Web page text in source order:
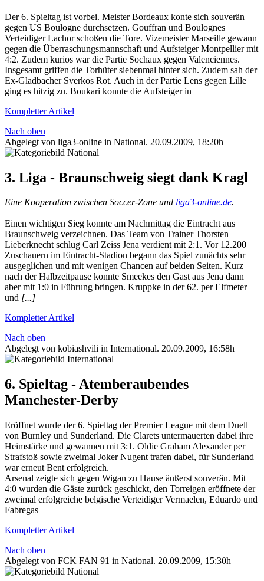
Der 6. Spieltag ist vorbei. Meister Bordeaux konte sich souverän
gegen US Boulogne durchsetzen. Gouffran und Boulognes
Verteidiger Lachor schoßen die Tore. Vizemeister Marseille gewann
gegen die Überraschungsmannschaft und Aufsteiger Montpellier mit
4:2. Zudem kurios war die Partie Sochaux gegen Valenciennes.
Insgesamt griffen die Torhüter siebenmal hinter sich. Zudem sah der
Ex-Gladbacher Sverkos Rot. Auch in der Partie Lens gegen Lille
ging es hitzig zu. Boukari konnte die Aufsteiger in
Kompletter Artikel
Nach oben
Abgelegt von liga3-online in National. 20.09.2009, 18:20h
3. Liga - Braunschweig siegt dank Kragl
Eine Kooperation zwischen Soccer-Zone und liga3-online.de.
Einen wichtigen Sieg konnte am Nachmittag die Eintracht aus
Braunschweig verzeichnen. Das Team von Trainer Thorsten
Lieberknecht schlug Carl Zeiss Jena verdient mit 2:1. Vor 12.200
Zuschauern im Eintracht-Stadion begann das Spiel zunächts sehr
ausgeglichen und mit wenigen Chancen auf beiden Seiten. Kurz
nach der Halbzeitpause konnte Smeekes den Gast aus Jena dann
aber mit 1:0 in Führung bringen. Kruppke in der 62. per Elfmeter
und [...]
Kompletter Artikel
Nach oben
Abgelegt von kobiashvili in International. 20.09.2009, 16:58h
6. Spieltag - Atemberaubendes
Manchester-Derby
Eröffnet wurde der 6. Spieltag der Premier League mit dem Duell
von Burnley und Sunderland. Die Clarets untermauerten dabei ihre
Heimstärke und gewannen mit 3:1. Oldie Graham Alexander per
Strafstoß sowie zweimal Joker Nugent trafen dabei, für Sunderland
war erneut Bent erfolgreich.
Arsenal zeigte sich gegen Wigan zu Hause äußerst souverän. Mit
4:0 wurden die Gäste zurück geschickt, den Torreigen eröffnete der
zweimal erfolgreiche belgische Verteidiger Vermaelen, Eduardo und
Fabregas
Kompletter Artikel
Nach oben
Abgelegt von FCK FAN 91 in National. 20.09.2009, 15:30h